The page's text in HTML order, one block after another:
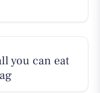
you can eat